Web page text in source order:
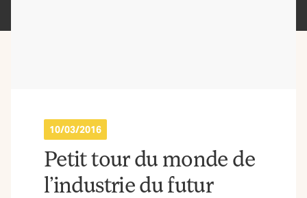
10/03/2016
Petit tour du monde de
l’industrie du futur